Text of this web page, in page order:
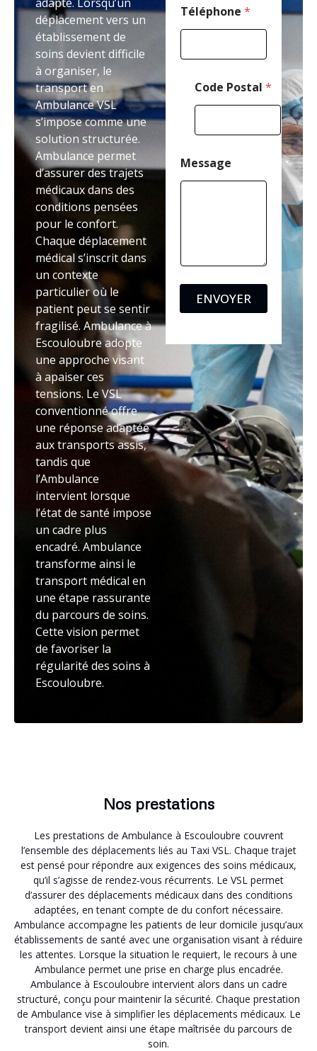
adapté. Lorsqu’un
déplacement vers un
établissement de
soins devient difficile
à organiser, le
transport en
Ambulance VSL
s’impose comme une
solution structurée.
Ambulance permet
d’assurer des trajets
médicaux dans des
conditions pensées
pour le confort.
Chaque déplacement
médical s’inscrit dans
un contexte
particulier où le
patient peut se sentir
fragilisé. Ambulance à
Escouloubre adopte
une approche visant
à apaiser ces
tensions. Le VSL
conventionné offre
une réponse adaptée
aux transports assis,
tandis que
l’Ambulance
intervient lorsque
l’état de santé impose
un cadre plus
encadré. Ambulance
transforme ainsi le
transport médical en
une étape rassurante
du parcours de soins.
Cette vision permet
de favoriser la
régularité des soins à
Escouloubre.
Téléphone *
Code Postal *
Message
ENVOYER
Nos prestations
Les prestations de Ambulance à Escouloubre couvrent
l’ensemble des déplacements liés au Taxi VSL. Chaque trajet
est pensé pour répondre aux exigences des soins médicaux,
qu’il s’agisse de rendez-vous récurrents. Le VSL permet
d’assurer des déplacements médicaux dans des conditions
adaptées, en tenant compte de du confort nécessaire.
Ambulance accompagne les patients de leur domicile jusqu’aux
établissements de santé avec une organisation visant à réduire
les attentes. Lorsque la situation le requiert, le recours à une
Ambulance permet une prise en charge plus encadrée.
Ambulance à Escouloubre intervient alors dans un cadre
structuré, conçu pour maintenir la sécurité. Chaque prestation
de Ambulance vise à simplifier les déplacements médicaux. Le
transport devient ainsi une étape maîtrisée du parcours de
soin.